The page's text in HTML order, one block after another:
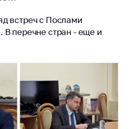
и
встреч с Послами
В перечне стран - еще и